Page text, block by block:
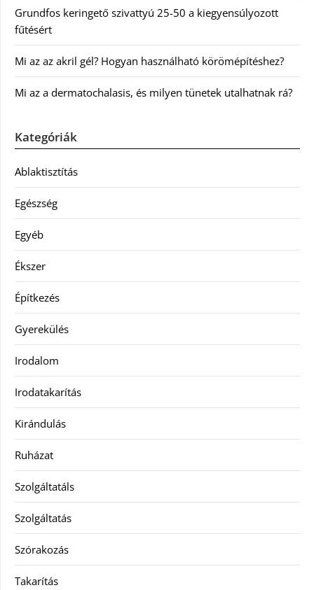
Grundfos keringető szivattyú 25-50 a kiegyensúlyozott
fűtésért
Mi az az akril gél? Hogyan használható körömépítéshez?
Mi az a dermatochalasis, és milyen tünetek utalhatnak rá?
Kategóriák
Ablaktisztítás
Egészség
Egyéb
Ékszer
Építkezés
Gyerekülés
Irodalom
Irodatakarítás
Kirándulás
Ruházat
Szolgáltatáls
Szolgáltatás
Szórakozás
Takarítás